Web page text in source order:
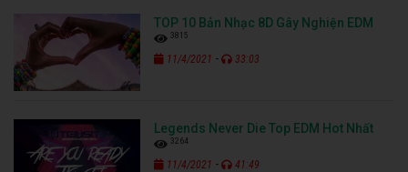
TOP 10 Bản Nhạc 8D Gây Nghiện EDM
3815
11/4/2021 - 33:03
Legends Never Die Top EDM Hot Nhất
3264
11/4/2021 - 41:49